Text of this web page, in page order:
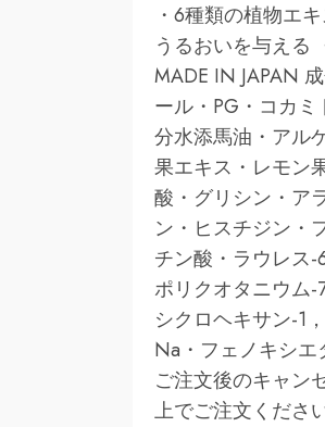
・6種類の植物エ
うるおいを与える
MADE IN JAPAN
ール・PG・コカ
分水添馬油・アル
果エキス・レモン
酸・グリシン・ア
ン・ヒスチジン・
チン酸・ラウレス-
ポリクオタニウム-
シクロヘキサン-1
Na・フェノキシ
ご注文後のキャン
上でご注文ください